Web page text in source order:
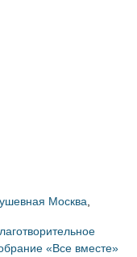
Москва
«Все вместе»